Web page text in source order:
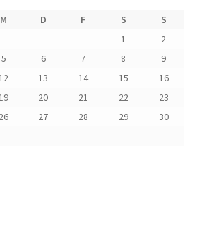
M D F S
S
1
2
5 6 7 8
9
13 14 15
16
20 21 22
23
26 27 28 29
30